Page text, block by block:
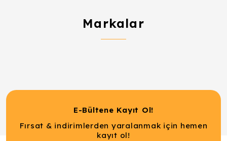
Markalar
E-Bültene Kayıt Ol!
Fırsat & indirimlerden yaralanmak için hemen
kayıt ol!